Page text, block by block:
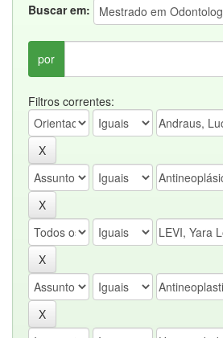
Buscar em:
por
Filtros correntes: